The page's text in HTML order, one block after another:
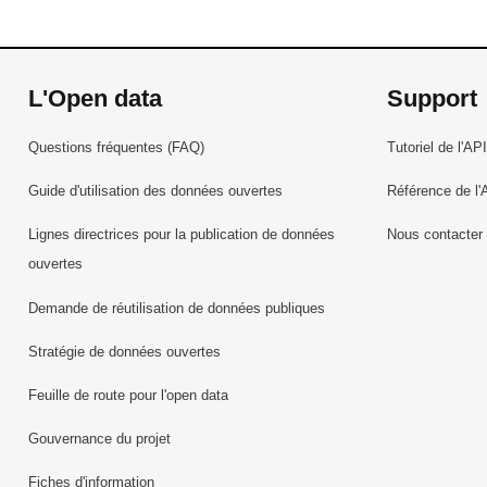
L'Open data
Questions fréquentes (FAQ)
Guide d'utilisation des données ouvertes
Lignes directrices pour la publication de données
ouvertes
Demande de réutilisation de données publiques
Stratégie de données ouvertes
Feuille de route pour l'open data
Gouvernance du projet
Fiches d'information
Support
Tutoriel de l'API
Référence de
Nous contacter